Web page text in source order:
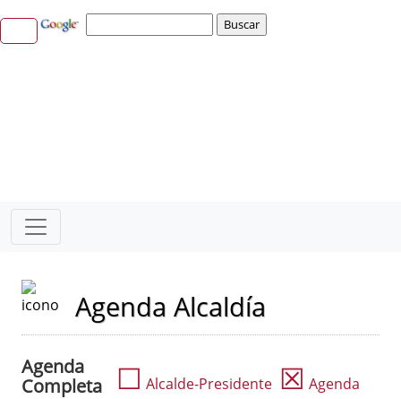
Agenda Alcaldía
Agenda
Completa
☐ Alcalde-Presidente ☒ Agenda